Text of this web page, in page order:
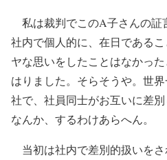
私は裁判でこのA子さんの証
社内で個人的に、在日である
ヤな思いをしたことはなかっ
はりました。そらそうや。世
社で、社員同士がお互いに差
なんか、するわけあらへん。
当初は社内で差別的扱いを